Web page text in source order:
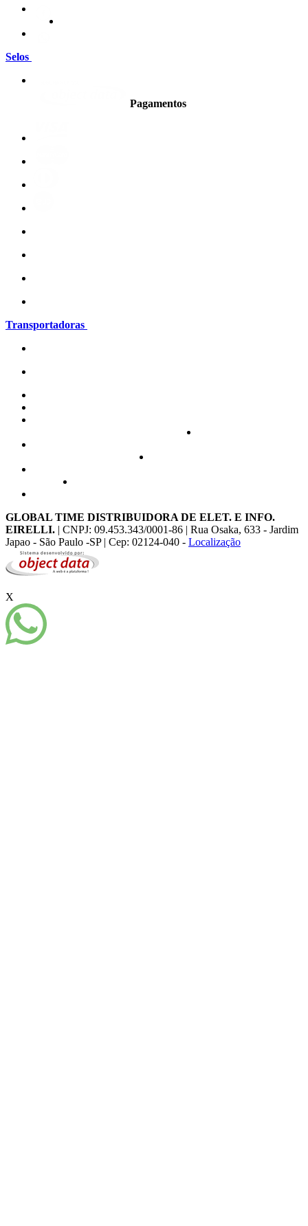
Selos
Pagamentos
Transportadoras
GLOBAL TIME DISTRIBUIDORA DE ELET. E INFO.
EIRELLI. | CNPJ: 09.453.343/0001-86 | Rua Osaka, 633 - Jardim
Japao - São Paulo -SP | Cep: 02124-040 - Localização
X